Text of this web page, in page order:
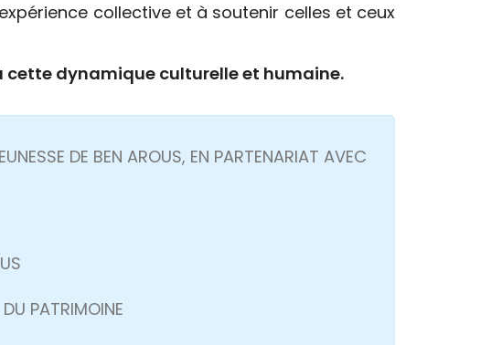
collective et à soutenir celles et ceux
cette dynamique culturelle et humaine.
DE BEN AROUS, EN PARTENARIAT AVEC
PATRIMOINE